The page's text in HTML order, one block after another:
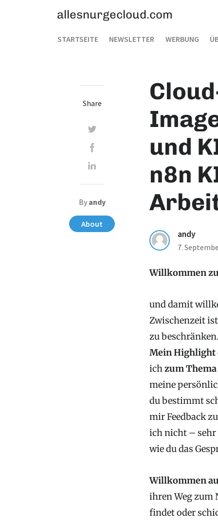
allesnurgecloud.com
STARTSEITE NEWSLETTER WERBUNG
und
n8n
andy
7.
Willkommen
und damit
Zwischenzeit
zu
Mein Highlight
ichzum Thema
meine
du bestimmt
mir Feedback
ich nicht – sehr
wie du das
Willkommen
ihren Weg zum
findet oder
Share
By andy
About